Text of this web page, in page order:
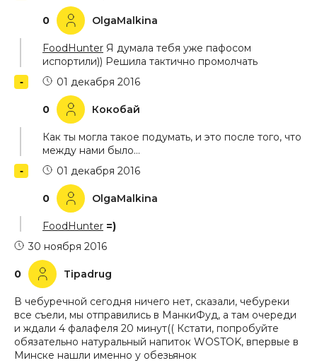
0 OlgaMalkina
FoodHunter Я думала тебя уже пафосом
испортили)) Решила тактично промолчать
0 Кокобай
01 декабря 2016
Как ты могла такое подумать, и это после того, что
между нами было…
0 OlgaMalkina
01 декабря 2016
FoodHunter =)
0 Tipadrug
30 ноября 2016
В чебуречной сегодня ничего нет, сказали, чебуреки
все съели, мы отправились в МанкиФуд, а там очереди
и ждали 4 фалафеля 20 минут(( Кстати, попробуйте
обязательно натуральный напиток WOSTOK, впервые в
Минске нашли именно у обезьянок